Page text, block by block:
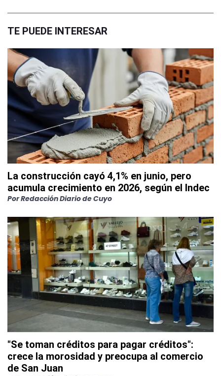
TE PUEDE INTERESAR
La construcción cayó 4,1% en junio, pero
acumula crecimiento en 2026, según el Indec
PorRedacción Diario de Cuyo
"Se toman créditos para pagar créditos":
crece la morosidad y preocupa al comercio
de San Juan